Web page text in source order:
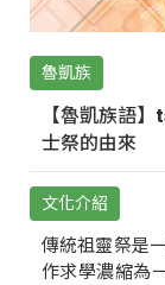
魯凱族
【魯凱族語
士祭的由來
文化介紹
傳統祖靈祭是
作求學濃縮為